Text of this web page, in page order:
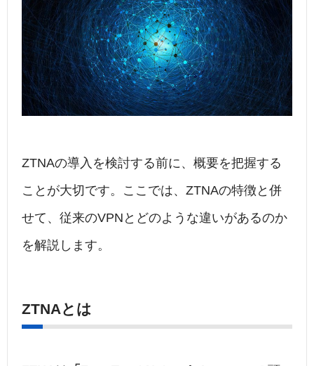
ZTNAの導入を検討する前に、概要を把握する
ことが大切です。ここでは、ZTNAの特徴と併
せて、従来のVPNとどのような違いがあるのか
を解説します。
ZTNAとは